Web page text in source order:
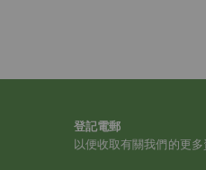
登記電郵
以便收取有關我們的更